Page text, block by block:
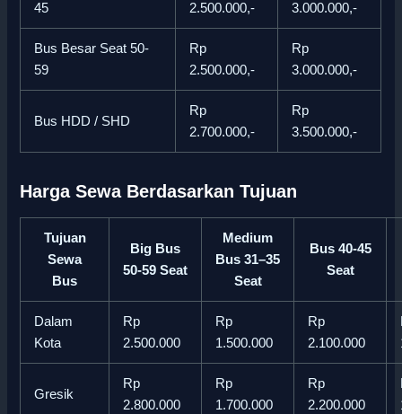
45
2.500.000,-
3.000.000,-
Bus Besar Seat 50-
59
Rp
2.500.000,-
Rp
3.000.000,-
Bus HDD / SHD
Rp
2.700.000,-
Rp
3.500.000,-
Harga Sewa Berdasarkan Tujuan
Tujuan
Sewa
Bus
Big Bus
50-59 Seat
Medium
Bus 31–35
Seat
Bus 40-45
Seat
Dalam
Kota
Rp
2.500.000
Rp
1.500.000
Rp
2.100.000
Gresik
Rp
2.800.000
Rp
1.700.000
Rp
2.200.000